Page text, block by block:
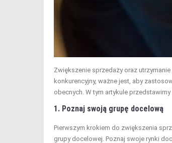
Zwiększenie sprzedaży oraz
konkurencyjny, ważne jest, aby
obecnych. W tym artykule
1. Poznaj swoją grupę docelową
Pierwszym krokiem do zwiększenia
grupy docelowej. Poznaj swoje rynki